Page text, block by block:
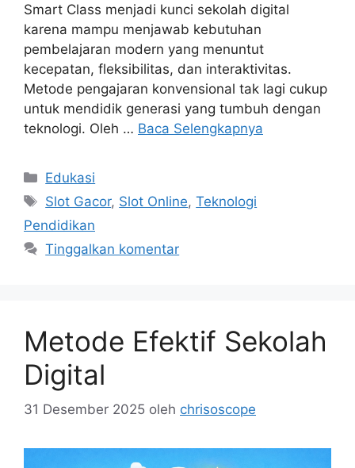
Smart Class menjadi kunci sekolah digital
karena mampu menjawab kebutuhan
pembelajaran modern yang menuntut
kecepatan, fleksibilitas, dan interaktivitas.
Metode pengajaran konvensional tak lagi cukup
untuk mendidik generasi yang tumbuh dengan
teknologi. Oleh … Baca Selengkapnya
Kategori
Edukasi
Tag
Slot Gacor, Slot Online,Teknologi
Pendidikan
Tinggalkan komentar
Metode Efektif Sekolah
Digital
31 Desember 2025 oleh chrisoscope